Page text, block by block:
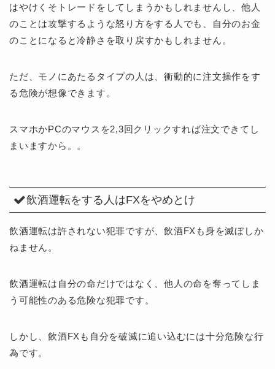
はやけくそトレードをしてしまうかもしれませんし、他人
のことは攻撃するような怒り方をする人でも、自分のお金
のことになると冷静さを取り戻すかもしれません。
ただ、モノにあたるタイプの人は、衝動的に注文操作をす
る危険が想像できます。
スマホかPCのマウスを2,3回クリックすれば注文できてし
まいますから。。
飲酒運転をする人はFXをやめとけ
飲酒運転は許されない犯罪ですが、飲酒FXも身を滅ぼしか
ねません。
飲酒運転は自分の命だけではなく、他人の命を奪ってしま
う可能性のある危険な犯罪です。
しかし、飲酒FXも自分を破滅に追い込むには十分危険な行
為です。